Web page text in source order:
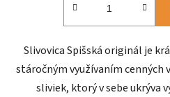
Slivovica Spišská originál je
stáročným využívaním
sliviek, ktorý v sebe ukrýva